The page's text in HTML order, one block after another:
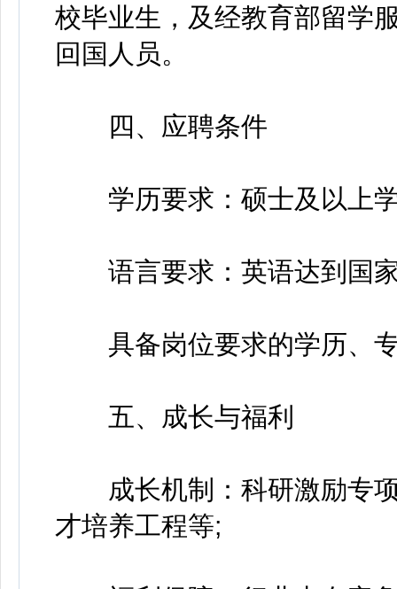
校毕业生，及经教育部留学
回国人员。
四、应聘条件
学历要求：硕士及以上
语言要求：英语达到国家
具备岗位要求的学历、专
五、成长与福利
成长机制：科研激励专项
才培养工程等;